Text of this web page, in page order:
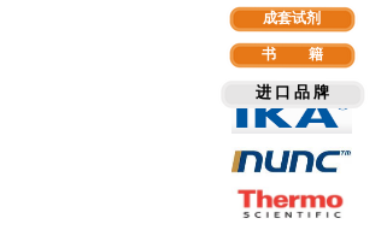
成套试剂
书 籍
进 口 品 牌